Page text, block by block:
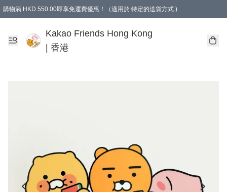
購物滿 HKD 550.00即享免運費優惠！（適用於 特定的送貨方式 )
Kakao Friends Hong Kong
| 香港